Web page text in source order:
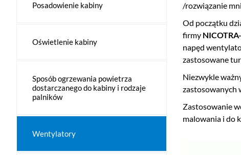
/rozwiązanie
Od początku
firmy
napęd
zastosowane
Niezwykle
zastosowanych
Zastosowanie
malowania i do
Posadowienie kabiny
Oświetlenie kabiny
Sposób ogrzewania powietrza
dostarczanego do kabiny i rodzaje
palników
Wentylatory